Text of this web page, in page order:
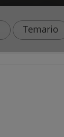
Temario